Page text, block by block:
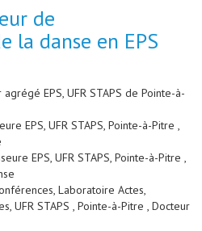
de
la danse en EPS
EPS, UFR STAPS de Pointe-à-
EPS, UFR STAPS, Pointe-à-Pitre ,
EPS, UFR STAPS, Pointe-à-Pitre ,
Laboratoire Actes,
UFR STAPS , Pointe-à-Pitre , Docteur